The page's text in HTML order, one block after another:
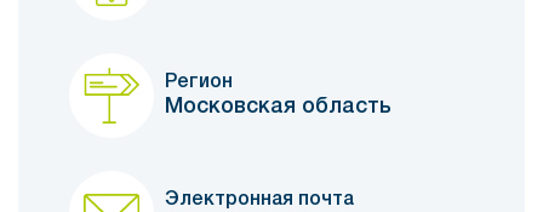
Регион
Московская область
Электронная почта